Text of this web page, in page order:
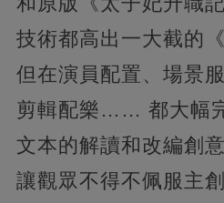
技術都高出一大截的
但在演員配置、場景
剪輯配樂…… 都大幅
文本的解讀和改編創
讓觀眾不得不佩服主